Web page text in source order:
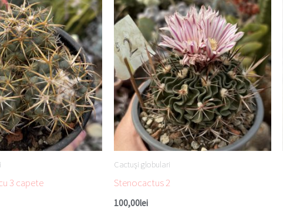
3 capete
Cactuși globulari
Stenocactus 2
100,00lei